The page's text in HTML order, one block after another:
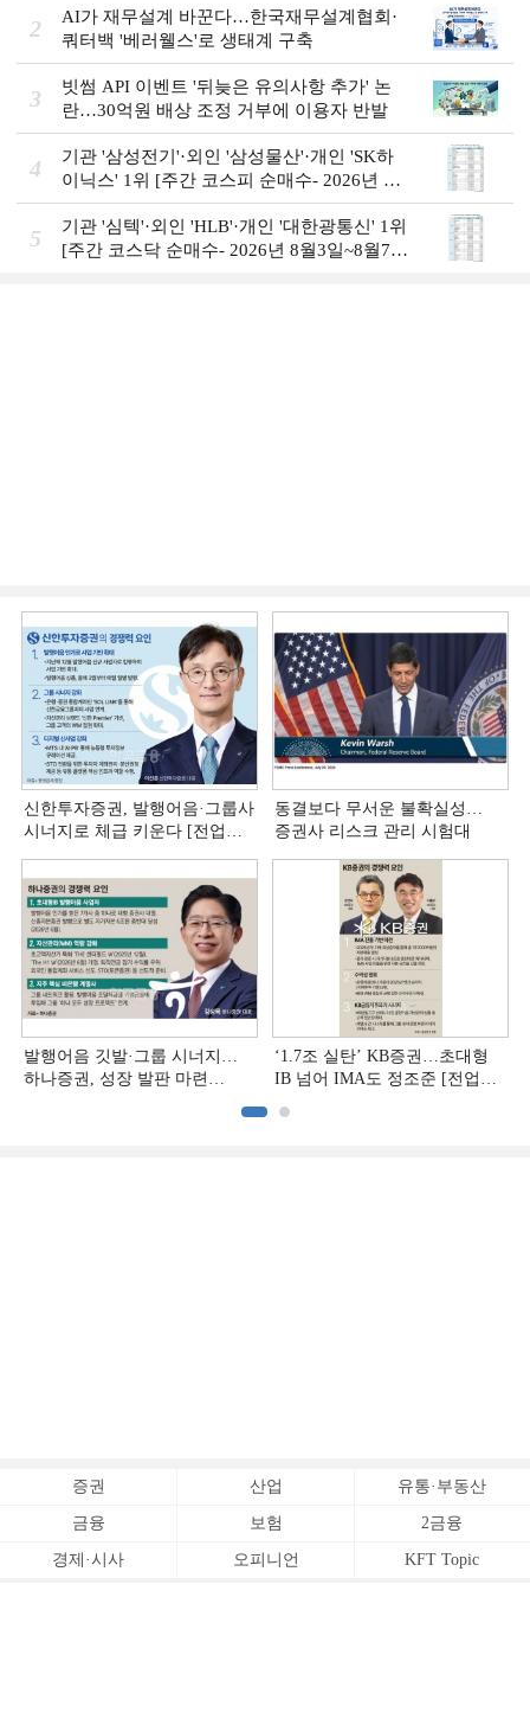
2
AI가 재무설계 바꾼다…한국재무설계협회·
쿼터백 '베러웰스'로 생태계 구축
3
빗썸 API 이벤트 '뒤늦은 유의사항 추가' 논
란…30억원 배상 조정 거부에 이용자 반발
4
기관 '삼성전기'·외인 '삼성물산'·개인 'SK하
이닉스' 1위 [주간 코스피 순매수- 2026년 8
월3일~8월7일]
5
기관 '심텍'·외인 'HLB'·개인 '대한광통신' 1위
[주간 코스닥 순매수- 2026년 8월3일~8월7
신한투자증권, 발행어음·그룹사
시너지로 체급 키운다 [전업계
동결보다 무서운 불확실성…
증권사 리스크 관리 시험대
발행어음 깃발·그룹 시너지…
하나증권, 성장 발판 마련
‘1.7조 실탄’ KB증권…초대형
IB 넘어 IMA도 정조준 [전업계
증권 산업 유통·부동산
금융 보험 2금융
경제·시사 오피니언 KFT Topic